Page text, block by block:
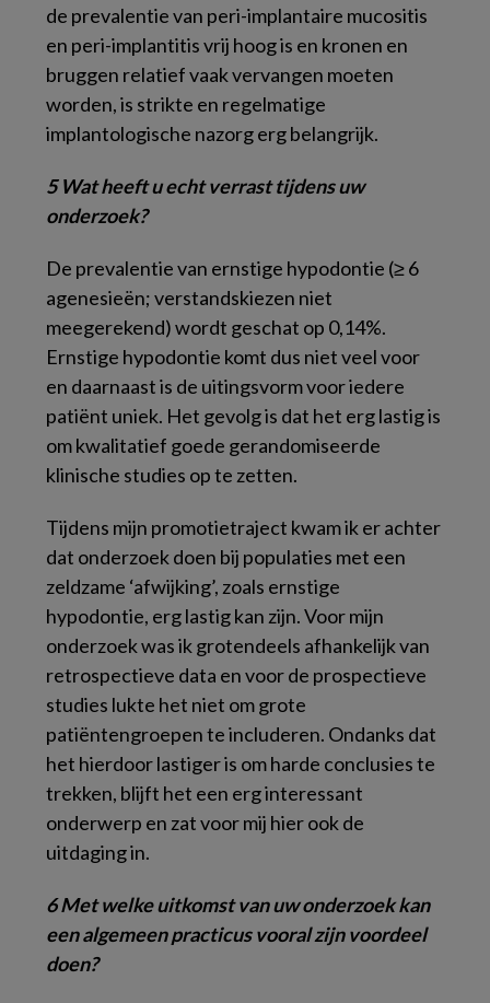
de prevalentie van peri-implantaire mucositis
en peri-implantitis vrij hoog is en kronen en
bruggen relatief vaak vervangen moeten
worden, is strikte en regelmatige
implantologische nazorg erg belangrijk.
5 Wat heeft u echt verrast tijdens uw
onderzoek?
De prevalentie van ernstige hypodontie (≥ 6
agenesieën; verstandskiezen niet
meegerekend) wordt geschat op 0,14%.
Ernstige hypodontie komt dus niet veel voor
en daarnaast is de uitingsvorm voor iedere
patiënt uniek. Het gevolg is dat het erg lastig is
om kwalitatief goede gerandomiseerde
klinische studies op te zetten.
Tijdens mijn promotietraject kwam ik er achter
dat onderzoek doen bij populaties met een
zeldzame ‘afwijking’, zoals ernstige
hypodontie, erg lastig kan zijn. Voor mijn
onderzoek was ik grotendeels afhankelijk van
retrospectieve data en voor de prospectieve
studies lukte het niet om grote
patiëntengroepen te includeren. Ondanks dat
het hierdoor lastiger is om harde conclusies te
trekken, blijft het een erg interessant
onderwerp en zat voor mij hier ook de
uitdaging in.
6 Met welke uitkomst van uw onderzoek kan
een algemeen practicus vooral zijn voordeel
doen?